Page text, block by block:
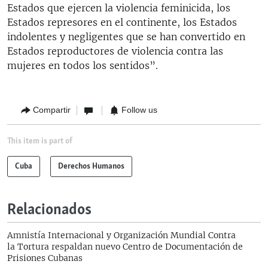
Estados que ejercen la violencia feminicida, los
Estados represores en el continente, los Estados
indolentes y negligentes que se han convertido en
Estados reproductores de violencia contra las
mujeres en todos los sentidos”.
Compartir Follow us
This item is part of
Cuba Derechos Humanos
Relacionados
Amnistía Internacional y Organización Mundial Contra
la Tortura respaldan nuevo Centro de Documentación de
Prisiones Cubanas